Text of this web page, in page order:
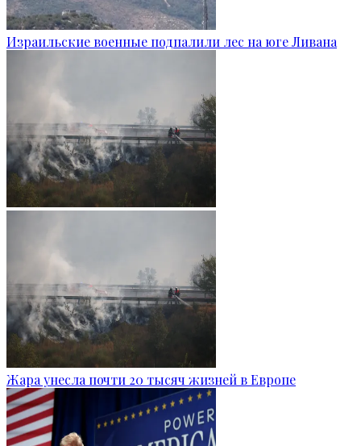
Израильские военные подпалили лес на юге Ливана
Жара унесла почти 20 тысяч жизней в Европе